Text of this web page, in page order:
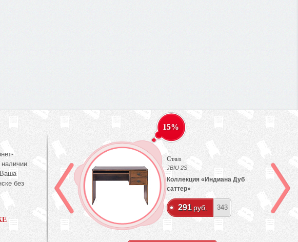
Ваша
без
15%
Стол
JBIU 2S
Коллекция «Индиана Дуб
саттер»
291 руб. 343